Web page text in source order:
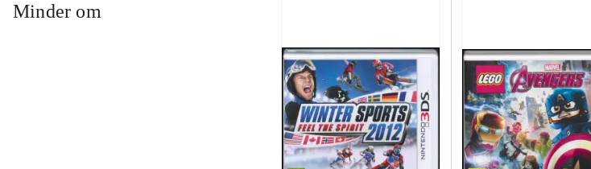
Minder om